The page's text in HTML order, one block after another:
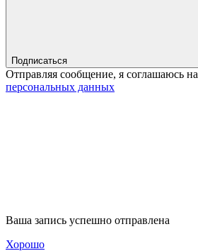
Подписаться
Отправляя сообщение, я соглашаюсь на
персональных данных
Ваша запись успешно отправлена
Хорошо